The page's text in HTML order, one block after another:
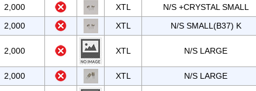
2,000
XTL N/S +CRYSTAL SMALL
2,000
XTL N/S SMALL(B37) K
2,000 XTL N/S LARGE
2,000 XTL N/S LARGE